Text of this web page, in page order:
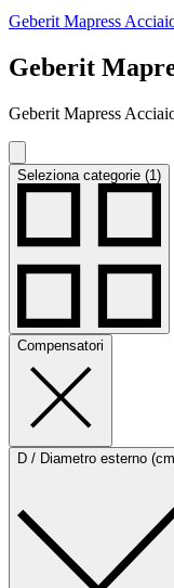
Geberit Mapress
Geberit
Geberit Mapress
Seleziona categorie (1)
Compensatori
D / Diametro esterno